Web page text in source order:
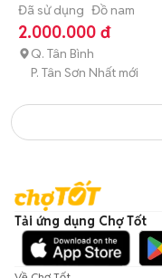
Đã sử dụng Đồ nam
2.000.000 đ
Q. Tân Bình
P. Tân Sơn Nhất mới
Tải ứng dụng Chợ Tốt